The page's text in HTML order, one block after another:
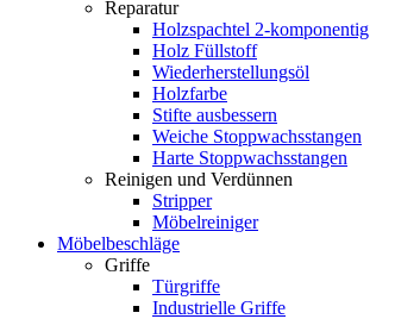
Reparatur
Holzspachtel 2-komponentig
Holz Füllstoff
Wiederherstellungsöl
Holzfarbe
Stifte ausbessern
Weiche Stoppwachsstangen
Harte Stoppwachsstangen
Reinigen und Verdünnen
Stripper
Möbelreiniger
Möbelbeschläge
Griffe
Türgriffe
Industrielle Griffe